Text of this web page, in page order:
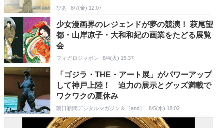
ぴあ 8/7(金) 12:07
少女漫画界のレジェンドが夢の競演！ 萩尾望
都・山岸凉子・大和和紀の画業をたどる展覧
会
フィガロジャポン 8/4(火) 15:37
「ゴジラ・THE・アート展」がパワーアップ
して神戸上陸！ 迫力の展示とグッズ満載で
ワクワクの夏休み
朝日新聞デジタルマガジン＆［and］ 8/5(水) 18:02